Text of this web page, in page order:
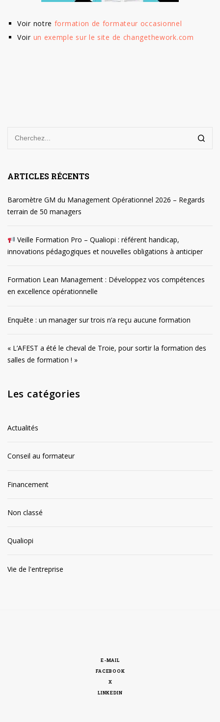
Voir notre formation de formateur occasionnel
Voir un exemple sur le site de changethework.com
ARTICLES RÉCENTS
Baromètre GM du Management Opérationnel 2026 – Regards
terrain de 50 managers
Veille Formation Pro – Qualiopi : référent handicap,
innovations pédagogiques et nouvelles obligations à anticiper
Formation Lean Management : Développez vos compétences
en excellence opérationnelle
Enquête : un manager sur trois n’a reçu aucune formation
« L’AFEST a été le cheval de Troie, pour sortir la formation des
salles de formation ! »
Les catégories
Actualités
Conseil au formateur
Financement
Non classé
Qualiopi
Vie de l'entreprise
E-MAIL
FACEBOOK
X
LINKEDIN